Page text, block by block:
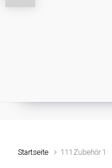
Startseite 111Zubehör 1